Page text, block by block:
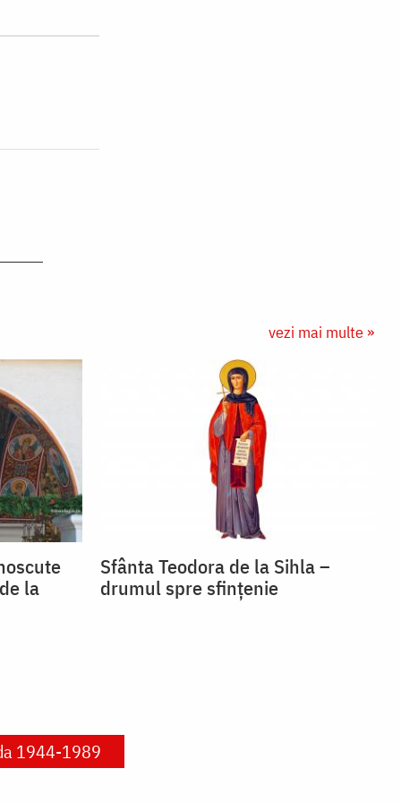
vezi mai multe »
la
Sfânta Teodora de la Sihla –
drumul spre sfințenie
1944-1989